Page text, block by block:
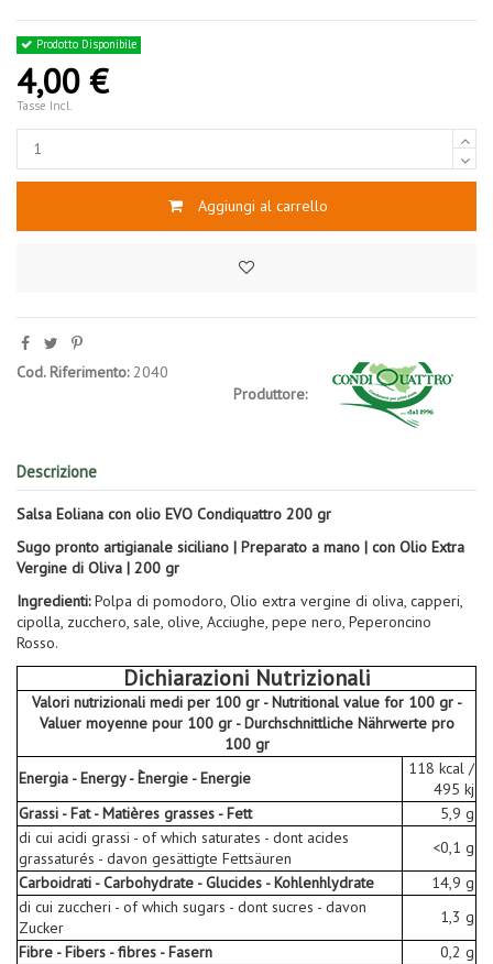
Prodotto Disponibile
4,00 €
Tasse Incl.
Aggiungi al carrello
Produttore:
Cod. Riferimento: 2040
Descrizione
Salsa Eoliana con olio EVO Condiquattro 200 gr
Sugo pronto artigianale siciliano | Preparato a mano | con Olio Extra
Vergine di Oliva | 200 gr
Ingredienti:Polpa di pomodoro, Olio extra vergine di oliva, capperi,
cipolla, zucchero, sale, olive, Acciughe, pepe nero, Peperoncino
Rosso.
Dichiarazioni Nutrizionali
Valori nutrizionali medi per 100 gr - Nutritional value for 100 gr -
Valuer moyenne pour 100 gr - Durchschnittliche Nährwerte pro
100 gr
Energia - Energy - Ènergie - Energie
118 kcal /
495 kj
Grassi - Fat - Matières grasses - Fett
5,9 g
di cui acidi grassi - of which saturates - dont acides
grassaturés - davon gesättigte Fettsäuren
<0,1 g
Carboidrati - Carbohydrate - Glucides - Kohlenhlydrate
14,9 g
di cui zuccheri - of which sugars - dont sucres - davon
Zucker
1,3 g
Fibre - Fibers - fibres - Fasern
0,2 g